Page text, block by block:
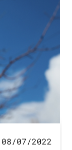
08/07/2022